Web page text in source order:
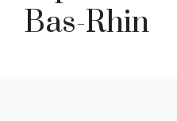
Bas-Rhin